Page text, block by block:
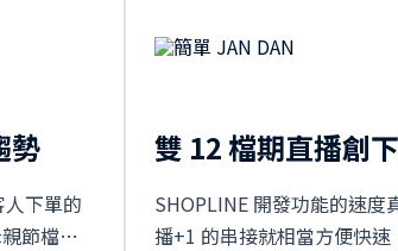
勢
下單的
節檔期
雙 12 檔期直播創
SHOPLINE 開發功能的速度
播+1 的串接就相當方便快